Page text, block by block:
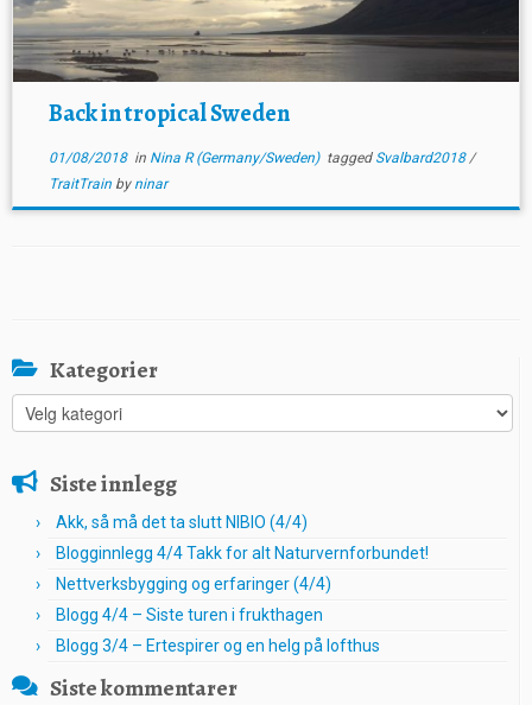
Back in tropical Sweden
01/08/2018in Nina R (Germany/Sweden) tagged Svalbard2018/
TraitTrain by ninar
Kategorier
Kategorier
Siste innlegg
Akk, så må det ta slutt NIBIO (4/4)
Blogginnlegg 4/4 Takk for alt Naturvernforbundet!
Nettverksbygging og erfaringer (4/4)
Blogg 4/4 – Siste turen i frukthagen
Blogg 3/4 – Ertespirer og en helg på lofthus
Siste kommentarer